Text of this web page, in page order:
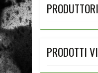
PRODUTTORI
PRODOTTI